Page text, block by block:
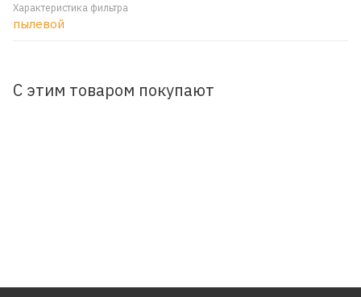
Характеристика фильтра
пылевой
С этим товаром покупают